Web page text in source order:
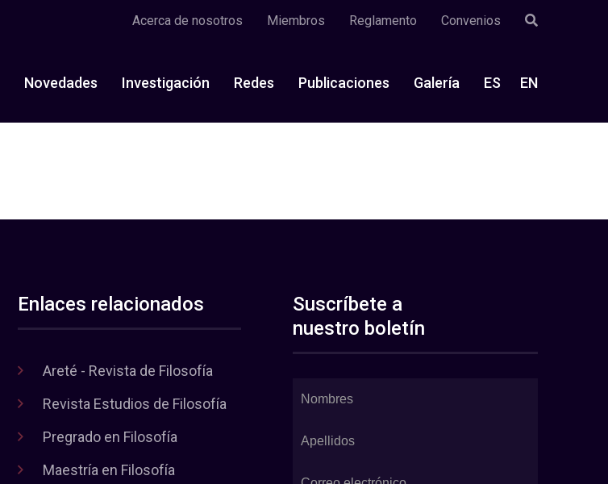
Acerca de nosotros Miembros Reglamento Convenios
Novedades Investigación Redes Publicaciones Galería ES EN
Enlaces relacionados
Areté - Revista de Filosofía
Revista Estudios de Filosofía
Pregrado en Filosofía
Maestría en Filosofía
Suscríbete a
nuestro boletín